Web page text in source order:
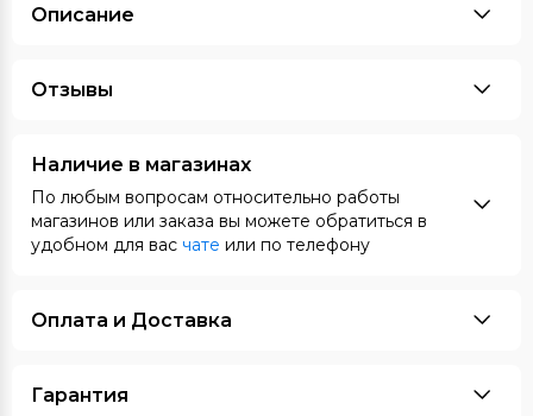
Описание
Отзывы
Наличие в магазинах
По любым вопросам относительно работы
магазинов или заказа вы можете обратиться в
удобном для вас чате или по телефону
Оплата и Доставка
Гарантия